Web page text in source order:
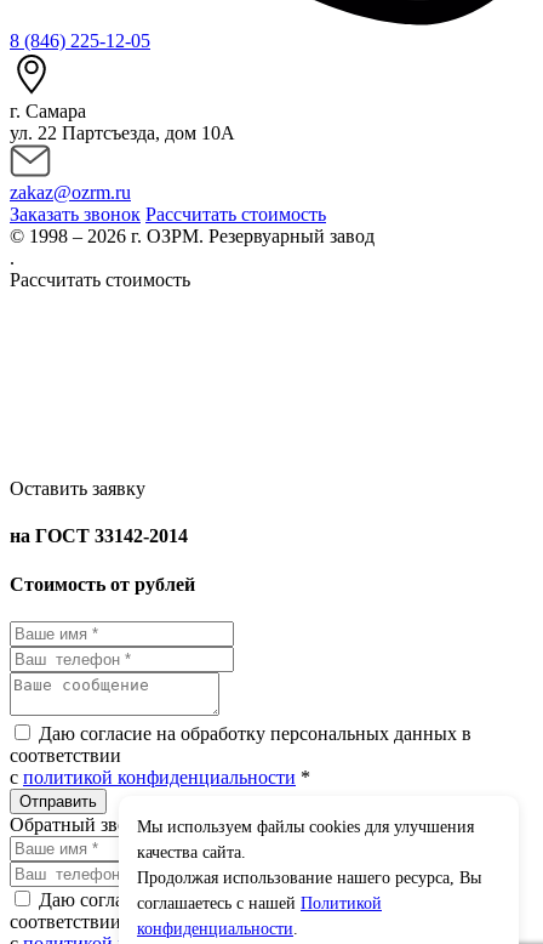
8 (846) 225-12-05
г. Самара
ул. 22 Партсъезда, дом 10А
zakaz@ozrm.ru
Заказать звонок Рассчитать стоимость
© 1998 – 2026 г. ОЗРМ. Резервуарный завод
.
Рассчитать стоимость
Оставить заявку
на ГОСТ 33142-2014
Стоимость от рублей
Даю согласие на обработку персональных данных в
соответствии
с политикой конфиденциальности *
Обратный звонок
Даю согласие на обработку персональных данных в
соответствии
Мы используем файлы cookies для улучшения
качества сайта.
Продолжая использование нашего ресурса, Вы
соглашаетесь с нашей Политикой
конфиденциальности.